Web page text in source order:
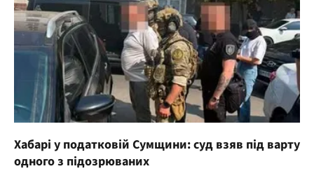
Хабарі у податковій Сумщини: суд взяв під варту
одного з підозрюваних